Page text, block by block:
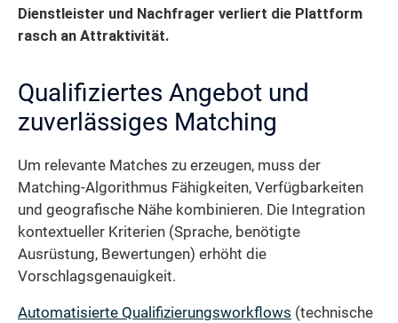
Dienstleister und Nachfrager verliert die Plattform
rasch an Attraktivität.
Qualifiziertes Angebot und
zuverlässiges Matching
Um relevante Matches zu erzeugen, muss der
Matching-Algorithmus Fähigkeiten, Verfügbarkeiten
und geografische Nähe kombinieren. Die Integration
kontextueller Kriterien (Sprache, benötigte
Ausrüstung, Bewertungen) erhöht die
Vorschlagsgenauigkeit.
Automatisierte Qualifizierungsworkflows (technische